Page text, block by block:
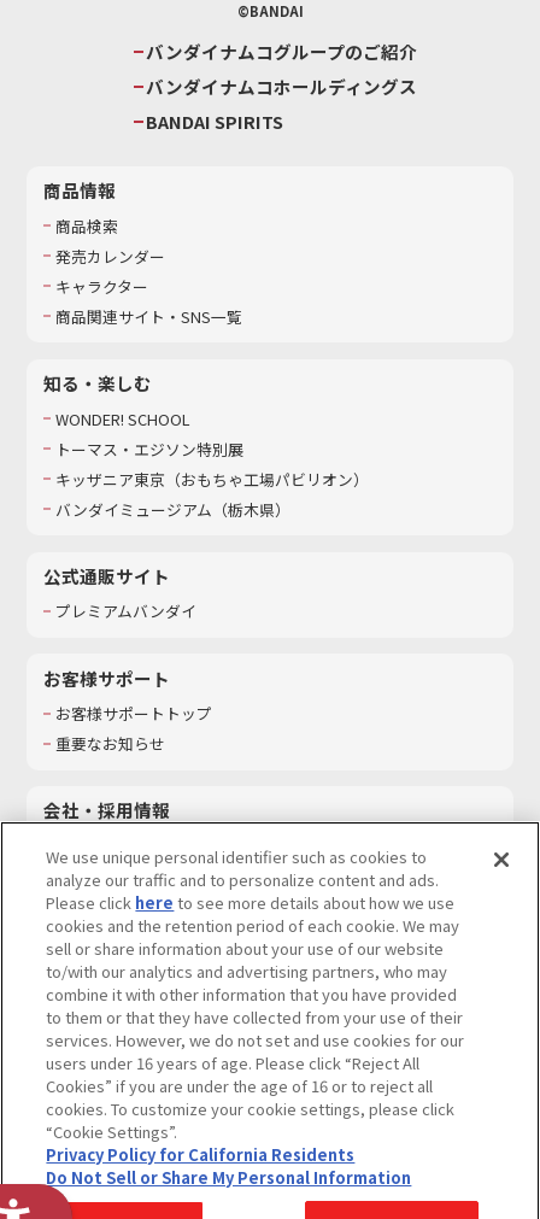
©BANDAI
バンダイナムコグループのご紹介
バンダイナムコホールディングス
BANDAI SPIRITS
商品情報
商品検索
発売カレンダー
キャラクター
商品関連サイト・SNS一覧
知る・楽しむ
WONDER! SCHOOL
トーマス・エジソン特別展
キッザニア東京（おもちゃ工場パビリオン）​
バンダイミュージアム（栃木県）
公式通販サイト
プレミアムバンダイ
お客様サポート
お客様サポートトップ
重要なお知らせ
会社・採用情報
採用情報
サステナビリティ
お問い合わせ
ウェブサイトご利用条件 ソーシャルメディアポリシー
個人情報及び特定個人情報等の取り扱いに関する保護方針
Do Not Sell or Share My Personal Information著作権・商標について
カスタマーハラスメントに対する基本的な対応方針
We use unique personal identifier such as cookies to
analyze our traffic and to personalize content and ads.
Please click here to see more details about how we use
cookies and the retention period of each cookie. We may
sell or share information about your use of our website
to/with our analytics and advertising partners, who may
combine it with other information that you have provided
to them or that they have collected from your use of their
services. However, we do not set and use cookies for our
users under 16 years of age. Please click “Reject All
Cookies” if you are under the age of 16 or to reject all
cookies. To customize your cookie settings, please click
“Cookie Settings”.
Privacy Policy for California Residents
Do Not Sell or Share My Personal Information